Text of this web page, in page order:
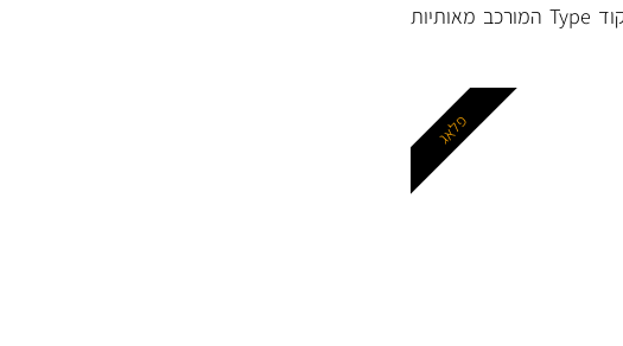
לכל מצת NGK מוצמד Stock No (מק"ט יצרן המורכב מ- 4 או 5 ספרות) וקוד סוג (קוד Type המורכב מאותיות
פלאג